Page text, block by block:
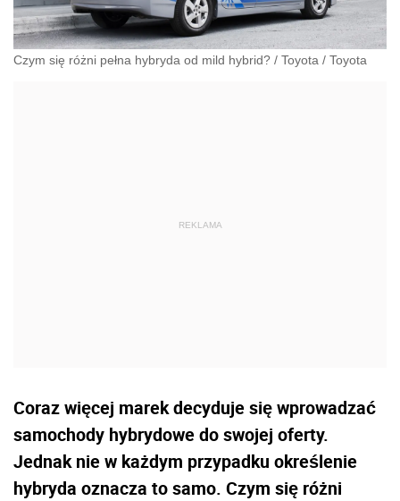
Czym się różni pełna hybryda od mild hybrid? / Toyota / Toyota
Coraz więcej marek decyduje się wprowadzać
samochody hybrydowe do swojej oferty.
Jednak nie w każdym przypadku określenie
hybryda oznacza to samo. Czym się różni